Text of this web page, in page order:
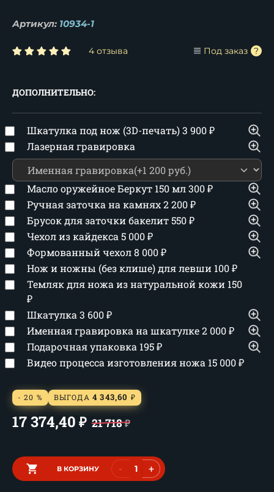
Артикул: 10934-1
4 отзыва Под заказ
ДОПОЛНИТЕЛЬНО:
Шкатулка под нож (3D-печать)3 900₽
Лазерная гравировка
Масло оружейное Беркут 150 мл300₽
Ручная заточка на камнях2 200₽
Брусок для заточки бакелит550₽
Чехол из кайдекса 5 000₽
Формованный чехол8 000₽
Нож и ножны (без клише) для левши 100₽
Темляк для ножа из натуральной кожи 150
₽
Шкатулка 3 600₽
Именная гравировка на шкатулке2 000₽
Подарочная упаковка 195₽
Видео процесса изготовления ножа 15 000₽
- 20 % ВЫГОДА 4 343,60 ₽
17 374,40 ₽ 21 718₽
В КОРЗИНУ - +